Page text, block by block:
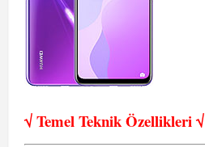
√ Temel Teknik Özellikleri √